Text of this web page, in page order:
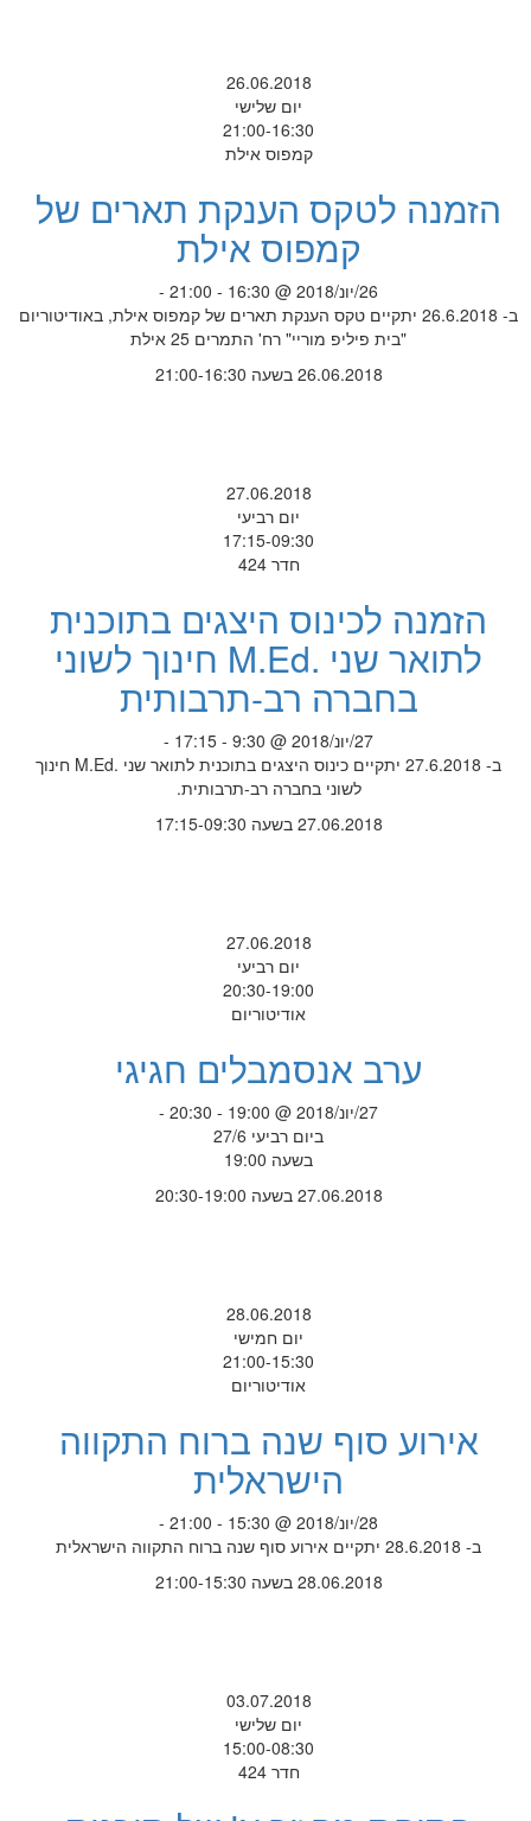
26.06.2018
יום שלישי
21:00-16:30
קמפוס אילת
הזמנה לטקס הענקת תארים של
קמפוס אילת
26/יונ/2018 @ 16:30 - 21:00 -
ב- 26.6.2018 יתקיים טקס הענקת תארים של קמפוס אילת, באודיטוריום
"בית פיליפ מוריי" רח' התמרים 25 אילת
26.06.2018 בשעה 21:00-16:30
27.06.2018
יום רביעי
17:15-09:30
חדר 424
הזמנה לכינוס היצגים בתוכנית
לתואר שני .M.Ed חינוך לשוני
בחברה רב-תרבותית
27/יונ/2018 @ 9:30 - 17:15 -
ב- 27.6.2018 יתקיים כינוס היצגים בתוכנית לתואר שני .M.Ed חינוך
לשוני בחברה רב-תרבותית.
27.06.2018 בשעה 17:15-09:30
27.06.2018
יום רביעי
20:30-19:00
אודיטוריום
ערב אנסמבלים חגיגי
27/יונ/2018 @ 19:00 - 20:30 -
ביום רביעי 27/6
בשעה 19:00
27.06.2018 בשעה 20:30-19:00
28.06.2018
יום חמישי
21:00-15:30
אודיטוריום
אירוע סוף שנה ברוח התקווה
הישראלית
28/יונ/2018 @ 15:30 - 21:00 -
ב- 28.6.2018 יתקיים אירוע סוף שנה ברוח התקווה הישראלית
28.06.2018 בשעה 21:00-15:30
03.07.2018
יום שלישי
15:00-08:30
חדר 424